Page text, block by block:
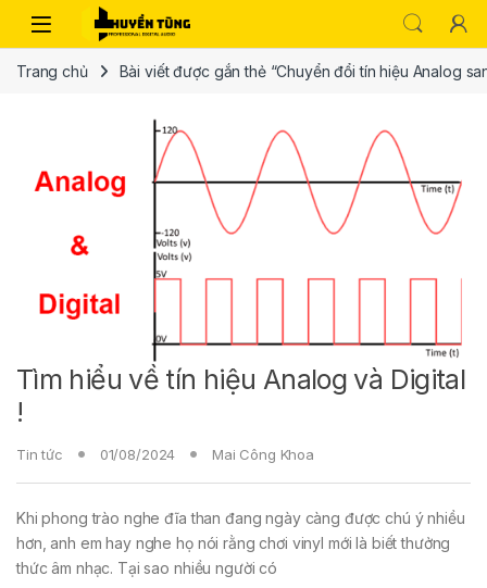
Trang chủ Bài viết được gắn thẻ “Chuyển đổi tín hiệu Analog
Tìm hiểu về tín hiệu Analog và Digital
!
Tin tức 01/08/2024 Mai Công Khoa
Khi phong trào nghe đĩa than đang ngày càng được chú ý nhiều
hơn, anh em hay nghe họ nói rằng chơi vinyl mới là biết thưởng
thức âm nhạc. Tại sao nhiều người có